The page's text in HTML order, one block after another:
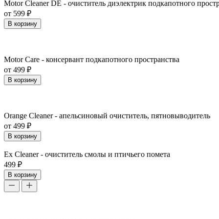
Motor Cleaner DE - очиститель диэлектрик подкапотного
от 599 ₽
В корзину
Motor Care - консервант подкапотного пространства
от 499 ₽
В корзину
Orange Cleaner - апельсиновый очиститель, пятновыводитель
от 499 ₽
В корзину
Ex Cleaner - очиститель смолы и птичьего помета
499 ₽
В корзину